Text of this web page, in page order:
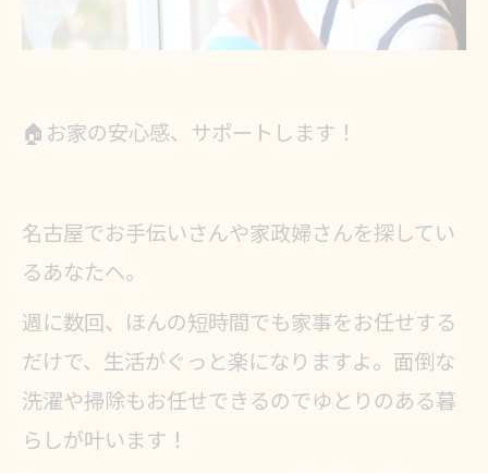
🏠お家の安心感、サポートします！
名古屋でお手伝いさんや家政婦さんを探してい
るあなたへ。
週に数回、ほんの短時間でも家事をお任せする
だけで、生活がぐっと楽になりますよ。面倒な
洗濯や掃除もお任せできるのでゆとりのある暮
らしが叶います！